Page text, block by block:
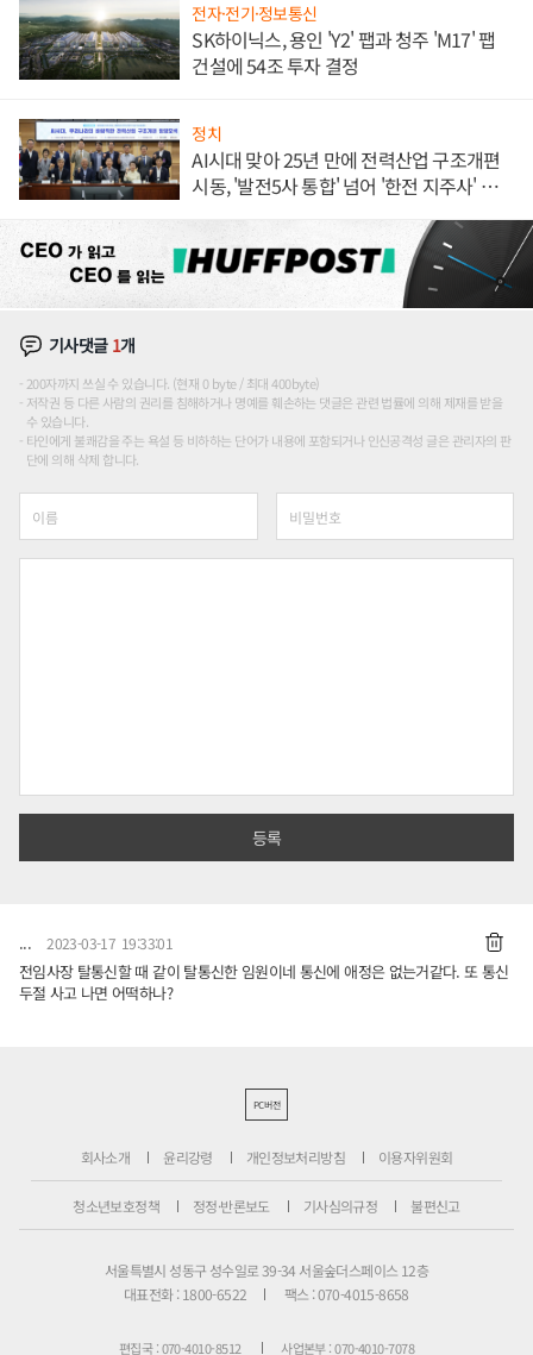
전자·전기·정보통신
SK하이닉스, 용인 'Y2' 팹과 청주 'M17' 팹
건설에 54조 투자 결정
정치
AI시대 맞아 25년 만에 전력산업 구조개편
시동, '발전5사 통합' 넘어 '한전 지주사' 재편
기사댓글 1개
200자까지 쓰실 수 있습니다. (현재 0 byte / 최대 400byte)
저작권 등 다른 사람의 권리를 침해하거나 명예를 훼손하는 댓글은 관련 법률에 의해 제재를 받을
수 있습니다.
타인에게 불쾌감을 주는 욕설 등 비하하는 단어가 내용에 포함되거나 인신공격성 글은 관리자의 판
단에 의해 삭제 합니다.
... 2023-03-17 19:33:01
전임사장 탈통신할 때 같이 탈통신한 임원이네 통신에 애정은 없는거같다. 또 통신
두절 사고 나면 어떡하나?
PC버전
회사소개 윤리강령 개인정보처리방침 이용자위원회
청소년보호정책 정정·반론보도 기사심의규정 불편신고
서울특별시 성동구 성수일로 39-34 서울숲더스페이스 12층
대표전화 : 1800-6522
팩스 : 070-4015-8658
편집국 : 070-4010-8512 사업본부 : 070-4010-7078